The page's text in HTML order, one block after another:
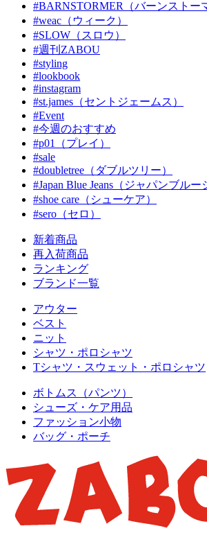
#BARNSTORMER（バーンストー
#weac（ウィーク）
#SLOW（スロウ）
#週刊ZABOU
#styling
#lookbook
#instagram
#st.james（セントジェームス）
#Event
#今週のおすすめ
#p01（プレイ）
#sale
#doubletree（ダブルツリー）
#Japan Blue Jeans（ジャパンブルー
#shoe care（シューケア）
#sero（セロ）
新着商品
再入荷商品
ランキング
ブランド一覧
アウター
ベスト
ニット
シャツ・ポロシャツ
Tシャツ・スウェット・ポロシャツ
ボトムス（パンツ）
シューズ・ケア用品
ファッション小物
バッグ・ポーチ